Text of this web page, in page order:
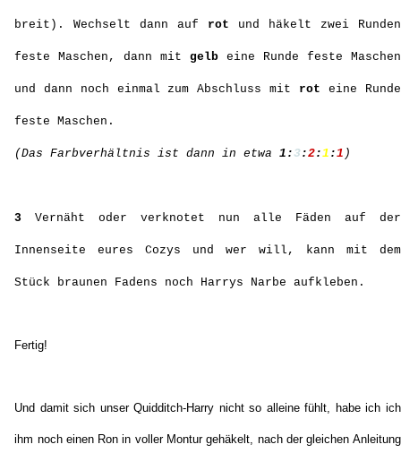
breit). Wechselt dann auf rot und häkelt zwei Runden
feste Maschen, dann mit gelbeine Runde feste Maschen
und dann noch einmal zum Abschluss mit rot eine Runde
feste Maschen.
(Das Farbverhältnis ist dann in etwa1: 3 :2:1 :1 )
3 Vernäht oder verknotet nun alle Fäden auf der
Innenseite eures Cozys und wer will, kann mit dem
Stück braunen Fadens noch Harrys Narbe aufkleben.
Fertig!
Und damit sich unser Quidditch-Harry nicht so alleine fühlt, habe ich ich
ihm noch einen Ron in voller Montur gehäkelt, nach der gleichen Anleitung